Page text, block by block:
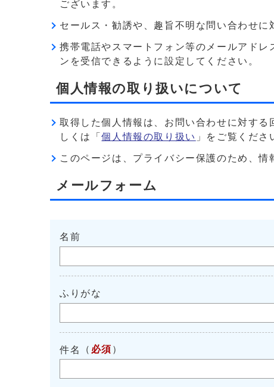
ございます。
セールス・勧誘や、趣旨不明な問い合わせに
携帯電話やスマートフォン等のメールアド
ンを受信できるように設定してください。
個人情報の取り扱いについて
取得した個人情報は、お問い合わせに対す
しくは「個人情報の取り扱い 」をご覧くださ
このページは、プライバシー保護のため、
メールフォーム
名前
ふりがな
件名 （ 必須 ）